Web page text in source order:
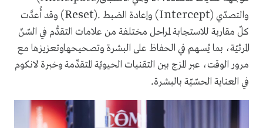
والتصدّي (Intercept) وإعادة الضبط (Reset). وقد أُعدَّت
كلّ مقاربة للاستجابة لمراحل مختلفة من علامات التقدُّم في السّنّ
المرئيّة، بما يُسهم في الحفاظ على البشرة وتصحيحهاوتعزيزها مع
مرور الوقت، عبر المزج بين التقنيات الحيويّة المتقدِّمة وخبرة لانكوم
في العناية الحسّيّة بالبشرة.